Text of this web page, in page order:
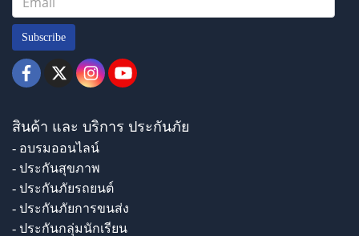
Subscribe
สินค้า และ บริการ ประกันภัย
- อบรมออนไลน์
- ประกันสุขภาพ
- ประกันภัยรถยนต์
- ประกันภัยการขนส่ง
- ประกันกลุ่มนักเรียน